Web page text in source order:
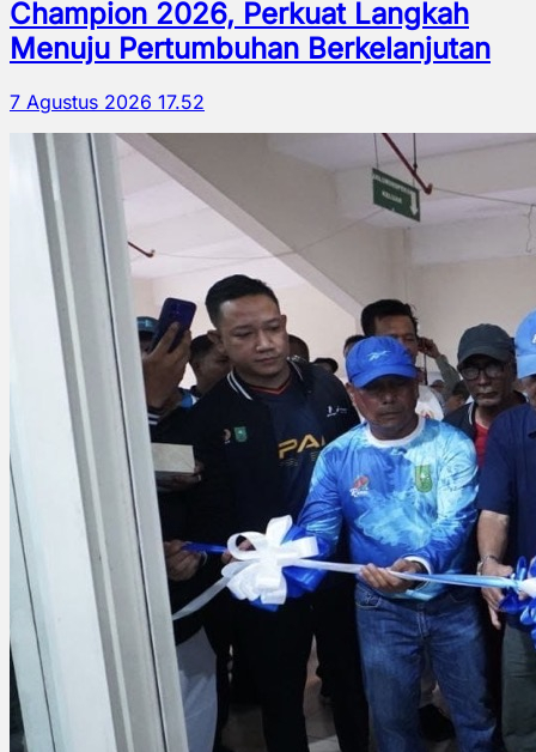
Champion 2026, Perkuat Langkah
Menuju Pertumbuhan Berkelanjutan
7 Agustus 2026 17.52